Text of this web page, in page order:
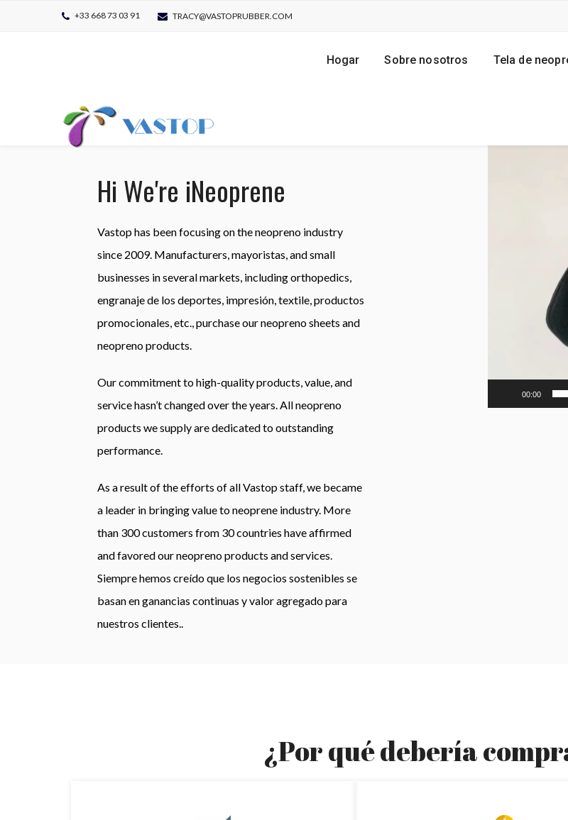
+33 668 73 03 91 TRACY@VASTOPRUBBER.COM
Hogar Sobre nosotros Tela de
Hi We're iNeoprene
Vastophas been focusing on theneopreno industry
since 2009. Manufacturers, mayoristas,and small
businesses in several markets, including orthopedics,
engranaje de los deportes, impresión,textile, productos
promocionales, etc.,purchase ourneoprenosheets and
neoprenoproducts.
Our commitment to high-quality products,value,and
service hasn’t changed over the years.Allneopreno
products we supply are dedicated to outstanding
performance.
As a result of the efforts of all Vastop staff,we became
a leader in bringing value to neoprene industry. More
than 300customers from 30countries have affirmed
and favored ourneoprenoproducts and services.
Siempre hemos creído que los negocios sostenibles se
basan en ganancias continuas y valor agregado para
nuestros clientes..
00:00
¿Por qué debería